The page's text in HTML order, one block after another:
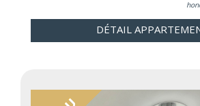
DÉTAIL